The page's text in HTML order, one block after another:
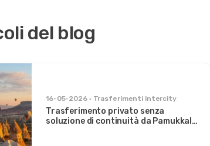
del blog
16-05-2026 Trasferimenti intercity
Trasferimento privato senza
soluzione di continuità da Pamukkale